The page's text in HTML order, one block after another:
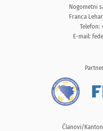
Nogometni
Franca
Telefon:
E-mail:
Članovi/